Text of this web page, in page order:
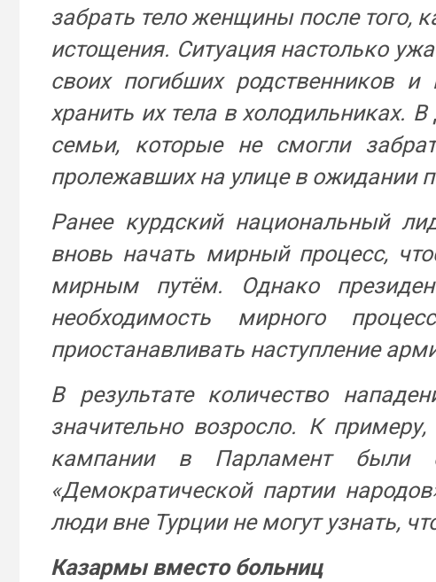
забрать тело женщины после того,
истощения. Ситуация настолько
своих погибших родственников
хранить их тела в холодильниках.
семьи, которые не смогли
пролежавших на улице в ожидании
Ранее курдский национальный
вновь начать мирный процесс,
мирным путём. Однако
необходимость мирного
приостанавливать наступление
В результате количество
значительно возросло. К
кампании в Парламент были
«Демократической партии
люди вне Турции не могут узнать,
Казармы вместо больниц